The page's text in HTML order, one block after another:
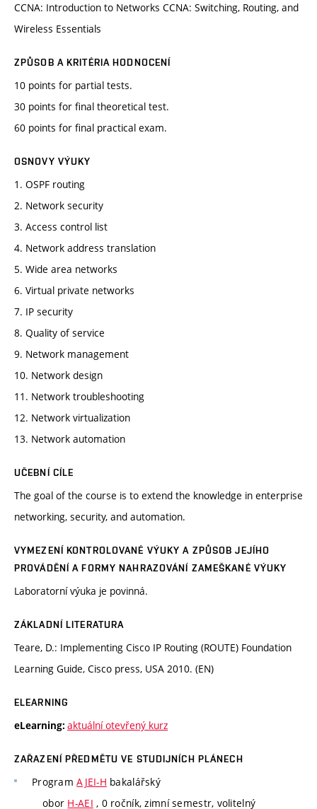
CCNA: Introduction to Networks CCNA: Switching, Routing, and
Wireless Essentials
ZPŮSOB A KRITÉRIA HODNOCENÍ
10 points for partial tests.
30 points for final theoretical test.
60 points for final practical exam.
OSNOVY VÝUKY
1. OSPF routing
2. Network security
3. Access control list
4. Network address translation
5. Wide area networks
6. Virtual private networks
7. IP security
8. Quality of service
9. Network management
10. Network design
11. Network troubleshooting
12. Network virtualization
13. Network automation
UČEBNÍ CÍLE
The goal of the course is to extend the knowledge in enterprise
networking, security, and automation.
VYMEZENÍ KONTROLOVANÉ VÝUKY A ZPŮSOB JEJÍHO
PROVÁDĚNÍ A FORMY NAHRAZOVÁNÍ ZAMEŠKANÉ VÝUKY
Laboratorní výuka je povinná.
ZÁKLADNÍ LITERATURA
Teare, D.: Implementing Cisco IP Routing (ROUTE) Foundation
Learning Guide, Cisco press, USA 2010. (EN)
ELEARNING
eLearning: aktuální otevřený kurz
ZAŘAZENÍ PŘEDMĚTU VE STUDIJNÍCH PLÁNECH
ProgramAJEI-H bakalářský
obor H-AEI , 0 ročník, zimní semestr, volitelný